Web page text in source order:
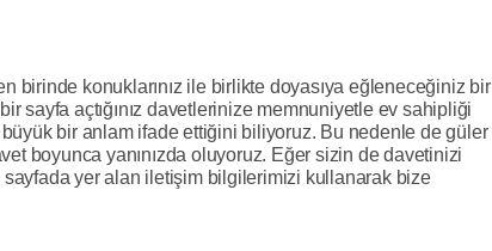
birinde konuklarınız ile birlikte doyasıya eğleneceğiniz bir
sayfa açtığınız davetlerinize memnuniyetle ev sahipliği
bir anlam ifade ettiğini biliyoruz. Bu nedenle de güler
boyunca yanınızda oluyoruz. Eğer sizin de davetinizi
yer alan iletişim bilgilerimizi kullanarak bize